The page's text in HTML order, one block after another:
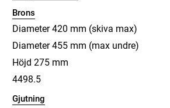
Brons
Diameter 420 mm (skiva max)
Diameter 455 mm (max undre)
Höjd 275 mm
4498.5
Gjutning